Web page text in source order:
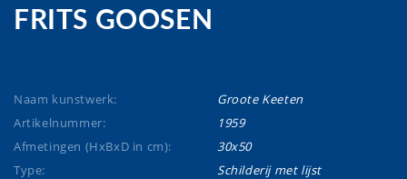
FRITS GOOSEN
Naam kunstwerk:
Groote Keeten
Artikelnummer:
1959
Afmetingen (HxBxD in cm):
30x50
Type:
Schilderij met lijst